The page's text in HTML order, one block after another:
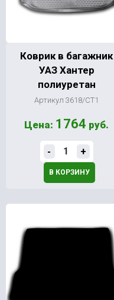
Коврик в багажник
УАЗ Хантер
полиуретан
Артикул 3618/СТ1
Цена: 1764 руб.
- +
В КОРЗИНУ